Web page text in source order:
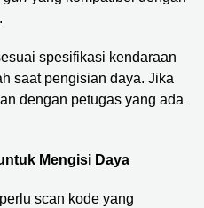
spesifikasi kendaraan
saat pengisian daya. Jika
dengan petugas yang ada
Mengisi Daya
scan kode yang